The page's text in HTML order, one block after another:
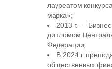
лауреатом
марка»;
2013 г. —
дипломом
Федерации;
В 2024 г.
общественных